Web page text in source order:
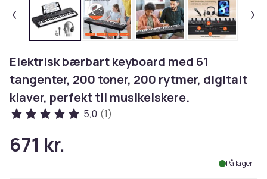
Elektrisk bærbart keyboard med 61
tangenter, 200 toner, 200 rytmer, digitalt
klaver, perfekt til musikelskere.
5,0 (1)
671 kr.
På lager